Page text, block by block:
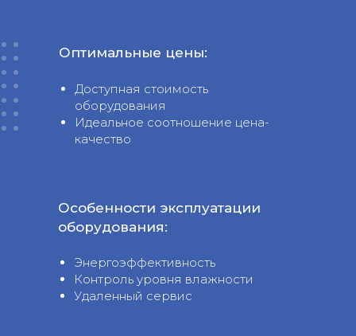
Оптимальные цены:
Доступная стоимость
оборудования
Идеальное соотношение цена-
качество
Особенности эксплуатации
оборудования:
Энергоэффективность
Контроль уровня влажности
Удаленный сервис